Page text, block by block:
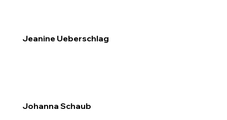
Jeanine Ueberschlag
Johanna Schaub